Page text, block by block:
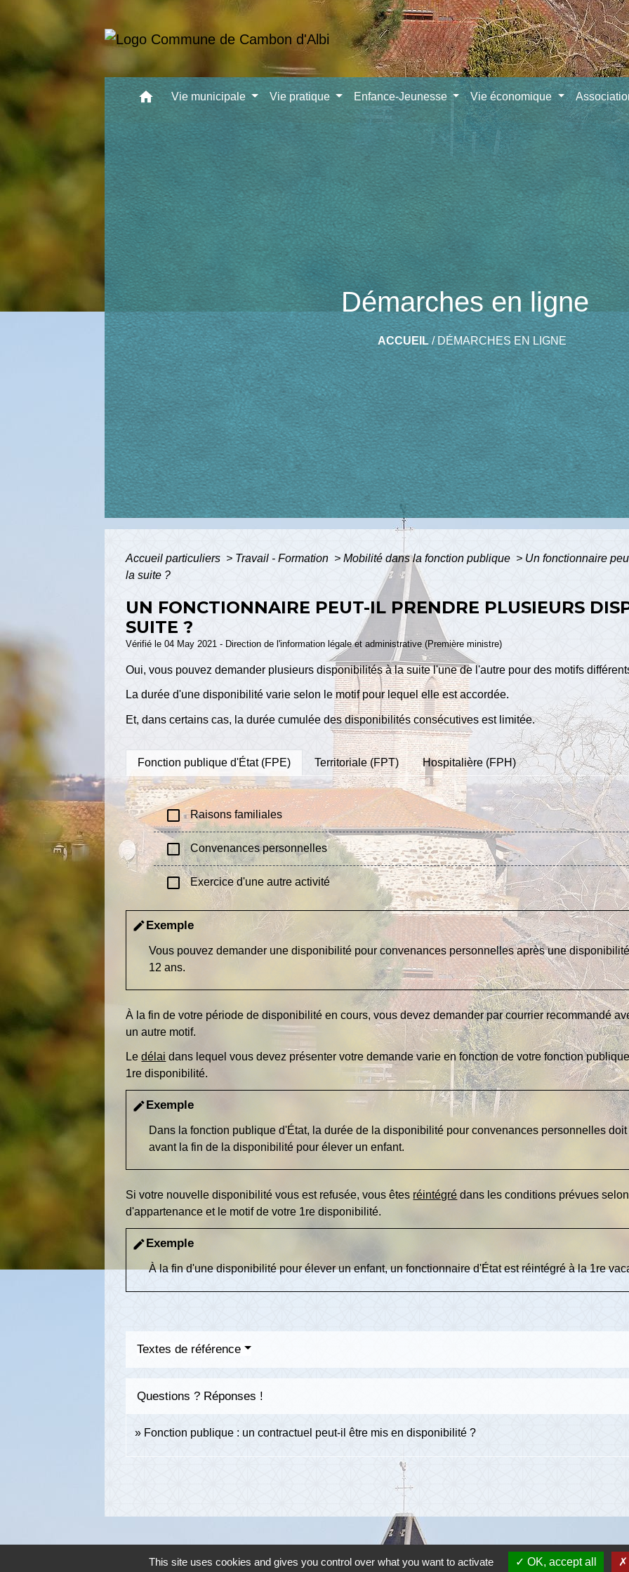
home Vie municipale Vie pratique Enfance-Jeunesse Vie économique
Démarches en ligne
ACCUEIL/DÉMARCHES EN LIGNE
Accueil particuliers > Travail - Formation > Mobilité dans la fonction publique > Un fonctionnaire
la suite ?
UN FONCTIONNAIRE PEUT-IL PRENDRE PLUSIEURS
SUITE ?
Vérifié le 04 May 2021 - Direction de l'information légale et administrative (Première ministre)
Oui, vous pouvez demander plusieurs disponibilités à la suite l'une de l'autre pour des motifs
La durée d'une disponibilité varie selon le motif pour lequel elle est accordée.
Et, dans certains cas, la durée cumulée des disponibilités consécutives est limitée.
Fonction publique d'État (FPE) Territoriale (FPT) Hospitalière (FPH)
check_box_outline_blank Raisons familiales
check_box_outline_blank Convenances personnelles
check_box_outline_blank Exercice d'une autre activité
editExemple
Vous pouvez demander une disponibilité pour convenances personnelles après une
12 ans.
À la fin de votre période de disponibilité en cours, vous devez demander par courrier recommandé
un autre motif.
Ledélai dans lequel vous devez présenter votre demande varie en fonction de votre fonction
1re disponibilité.
edit Exemple
Dans la fonction publique d'État, la durée de la disponibilité pour convenances personnelles
avant la fin de la disponibilité pour élever un enfant.
Si votre nouvelle disponibilité vous est refusée, vous êtes réintégré dans les conditions prévues
d'appartenance et le motif de votre 1re disponibilité.
edit Exemple
À la fin d'une disponibilité pour élever un enfant, un fonctionnaire d'État est réintégré à la 1re
Textes de référence
Questions ? Réponses !
Fonction publique : un contractuel peut-il être mis en disponibilité ?
This site uses cookies and gives you control over what you want to activate OK, accept all